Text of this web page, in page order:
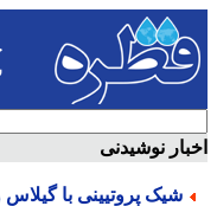
نوشیدنی
شیک پروتیینی با گیلاس و